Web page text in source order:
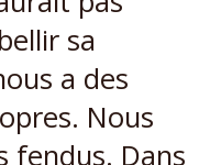
sa
a des
Nous
fendus. Dans